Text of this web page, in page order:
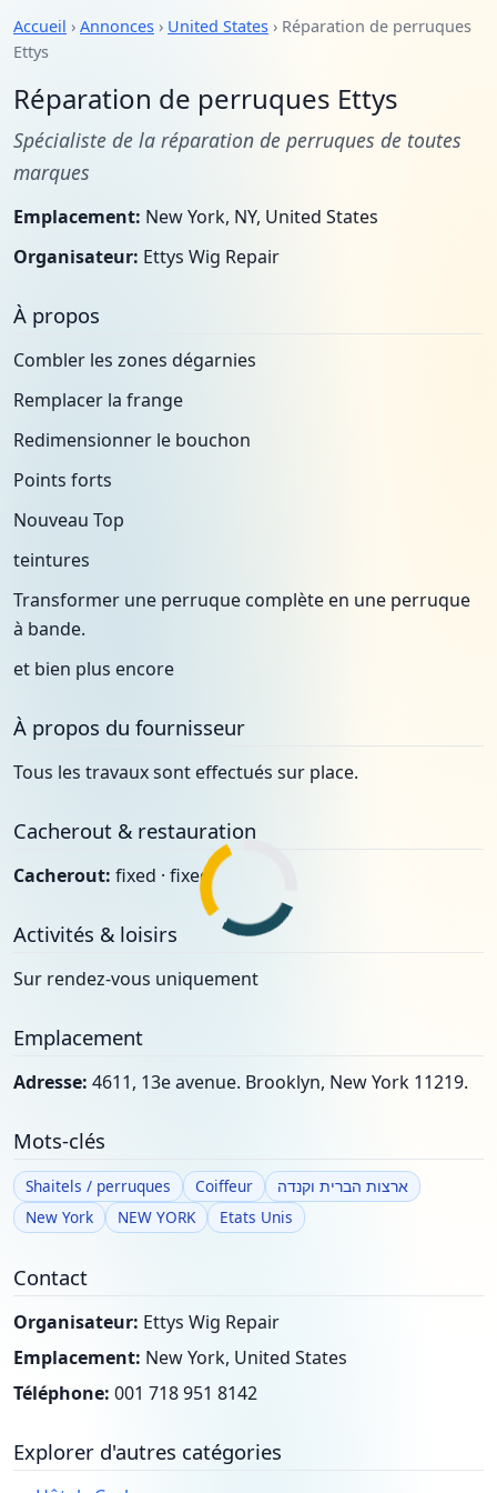
Accueil › Annonces › United States › Réparation de perruques
Ettys
Réparation de perruques Ettys
Spécialiste de la réparation de perruques de toutes
marques
Emplacement: New York, NY, United States
Organisateur: Ettys Wig Repair
À propos
Combler les zones dégarnies
Remplacer la frange
Redimensionner le bouchon
Points forts
Nouveau Top
teintures
Transformer une perruque complète en une perruque
à bande.
et bien plus encore
À propos du fournisseur
Tous les travaux sont effectués sur place.
Cacherout & restauration
Cacherout: fixed · fixed
Activités & loisirs
Sur rendez-vous uniquement
Emplacement
Adresse: 4611, 13e avenue. Brooklyn, New York 11219.
Mots-clés
Shaitels / perruques Coiffeur
ארצות הברית וקנדה
New York
NEW YORK Etats Unis
Contact
Organisateur: Ettys Wig Repair
Emplacement: New York, United States
Téléphone: 001 718 951 8142
Explorer d'autres catégories